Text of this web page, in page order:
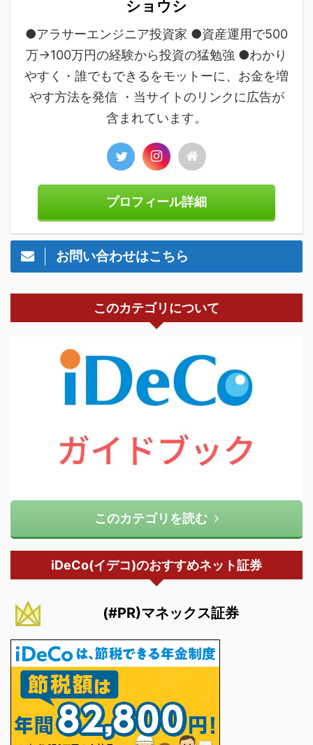
ショウシ
●アラサーエンジニア投資家 ●資産運用で500
万→100万円の経験から投資の猛勉強 ●わかり
やすく・誰でもできるをモットーに、お金を増
やす方法を発信 ・当サイトのリンクに広告が
含まれています。
プロフィール詳細
お問い合わせはこちら
このカテゴリについて
このカテゴリを読む
iDeCo(イデコ)のおすすめネット証券
(#PR)マネックス証券